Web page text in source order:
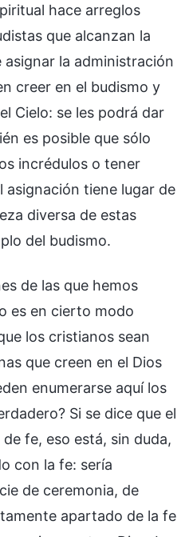
hace arreglos
que alcanzan la
asignar la administración
creer en el budismo y
Cielo: se les podrá dar
es posible que sólo
incrédulos o tener
asignación tiene lugar de
diversa de estas
del budismo.
de las que hemos
es en cierto modo
los cristianos sean
que creen en el Dios
enumerarse aquí los
Si se dice que el
fe, eso está, sin duda,
con la fe: sería
de ceremonia, de
apartado de la fe